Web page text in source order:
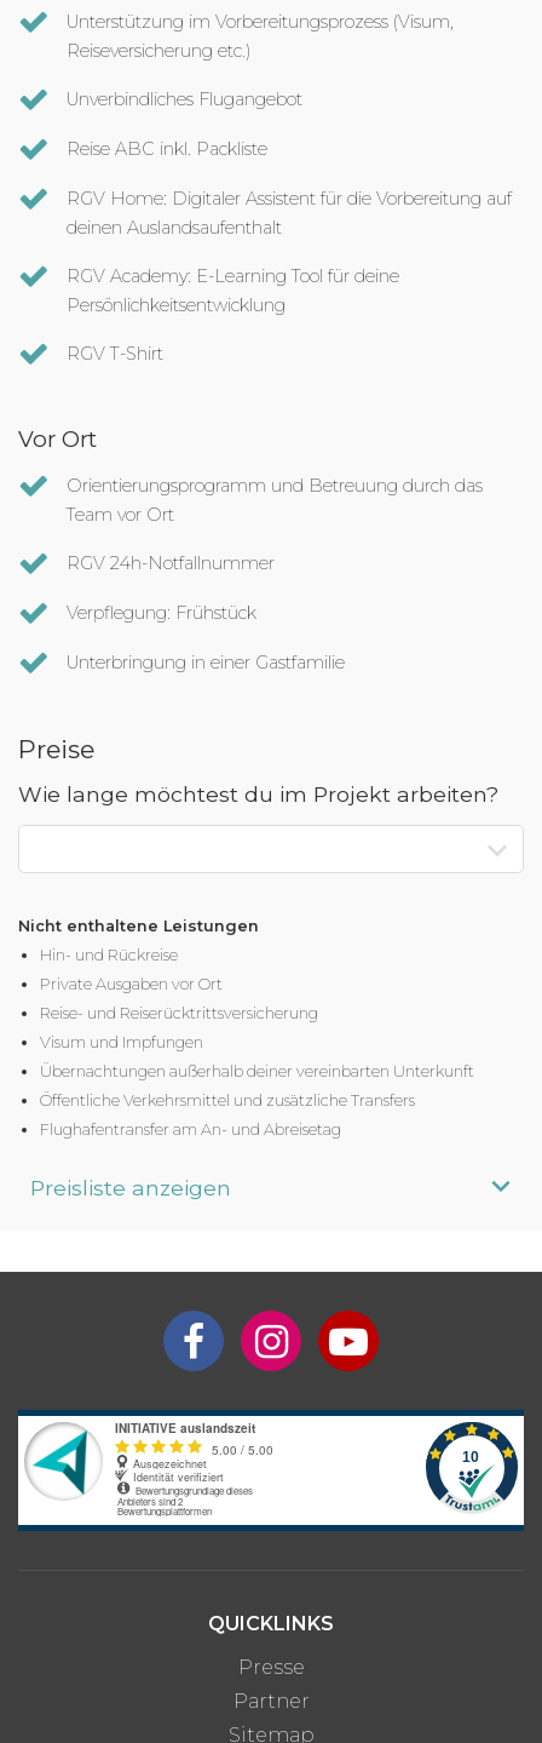
Unterstützung im Vorbereitungsprozess (Visum,
Reiseversicherung etc.)
Unverbindliches Flugangebot
Reise ABC inkl. Packliste
RGV Home: Digitaler Assistent für die Vorbereitung auf
deinen Auslandsaufenthalt
RGV Academy: E-Learning Tool für deine
Persönlichkeitsentwicklung
RGV T-Shirt
Vor Ort
Orientierungsprogramm und Betreuung durch das
Team vor Ort
RGV 24h-Notfallnummer
Verpflegung: Frühstück
Unterbringung in einer Gastfamilie
Preise
Wie lange möchtest du im Projekt arbeiten?
Nicht enthaltene Leistungen
Hin- und Rückreise
Private Ausgaben vor Ort
Reise- und Reiserücktrittsversicherung
Visum und Impfungen
Übernachtungen außerhalb deiner vereinbarten Unterkunft
Öffentliche Verkehrsmittel und zusätzliche Transfers
Flughafentransfer am An- und Abreisetag
Preisliste anzeigen
Anfrage
Programmpreisen handelt es sich um Circa-Angaben des
Anbieters, die je nach gewünschter Unterkunftsart und optionalen
Zusatzleistungen variieren können.
QUICKLINKS
Presse
Partner
Sitemap